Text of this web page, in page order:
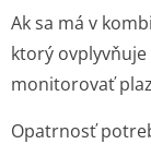
Ak sa má v
ktorý
monitorovať
Opatrnosť